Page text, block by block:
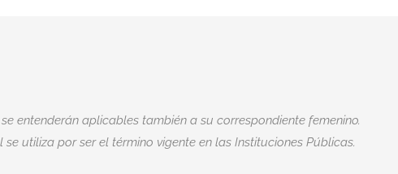
entenderán aplicables también a su correspondiente femenino.
utiliza por ser el término vigente en las Instituciones Públicas.